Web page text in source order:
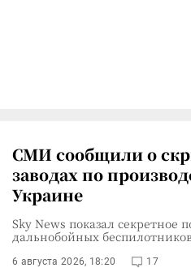
СМИ сообщили о
заводах по
Украине
Sky News показал секретное
дальнобойных
6 августа 2026, 18:20 17